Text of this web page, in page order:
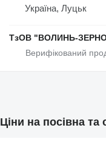
Україна, Луцьк
ТзОВ "ВОЛИНЬ-
Ціни на посівна та